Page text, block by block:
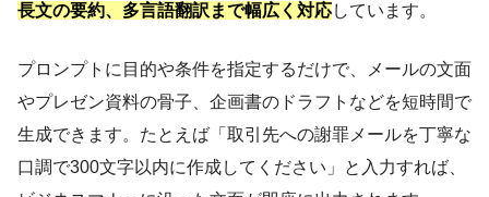
長文の要約、多言語翻訳まで幅広く対応しています。
プロンプトに目的や条件を指定するだけで、メールの文面
やプレゼン資料の骨子、企画書のドラフトなどを短時間で
生成できます。たとえば「取引先への謝罪メールを丁寧な
口調で300文字以内に作成してください」と入力すれば、